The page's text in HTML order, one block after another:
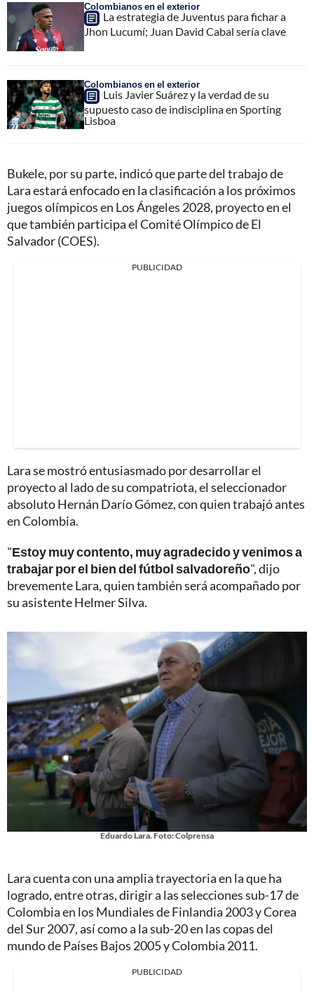
Colombianos en el exterior
La estrategia de Juventus para fichar a
Jhon Lucumí; Juan David Cabal sería clave
Colombianos en el exterior
Luis Javier Suárez y la verdad de su
supuesto caso de indisciplina en Sporting
Lisboa
Bukele, por su parte, indicó que parte del trabajo de
Lara estará enfocado en la clasificación a los próximos
juegos olímpicos en Los Ángeles 2028, proyecto en el
que también participa el Comité Olímpico de El
Salvador (COES).
PUBLICIDAD
Lara se mostró entusiasmado por desarrollar el
proyecto al lado de su compatriota, el seleccionador
absoluto Hernán Darío Gómez, con quien trabajó antes
en Colombia.
"Estoy muy contento, muy agradecido y venimos a
trabajar por el bien del fútbol salvadoreño", dijo
brevemente Lara, quien también será acompañado por
su asistente Helmer Silva.
Eduardo Lara. Foto: Colprensa
Lara cuenta con una amplia trayectoria en la que ha
logrado, entre otras, dirigir a las selecciones sub-17 de
Colombia en los Mundiales de Finlandia 2003 y Corea
del Sur 2007, así como a la sub-20 en las copas del
mundo de Países Bajos 2005 y Colombia 2011.
PUBLICIDAD